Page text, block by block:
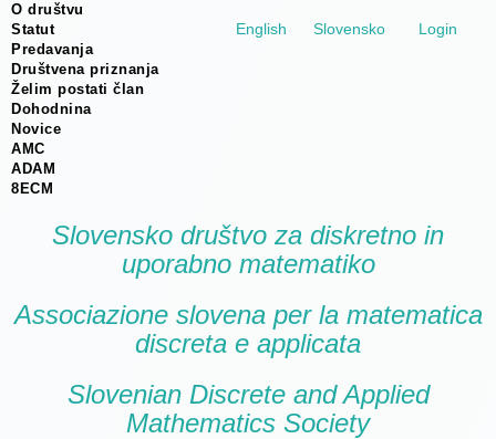
Login
English Slovensko
O društvu
Statut
Predavanja
Društvena priznanja
Želim postati član
Dohodnina
Novice
AMC
ADAM
8ECM
Slovensko društvo za diskretno in
uporabno matematiko
Associazione slovena per la matematica
discreta e applicata
Slovenian Discrete and Applied
Mathematics Society